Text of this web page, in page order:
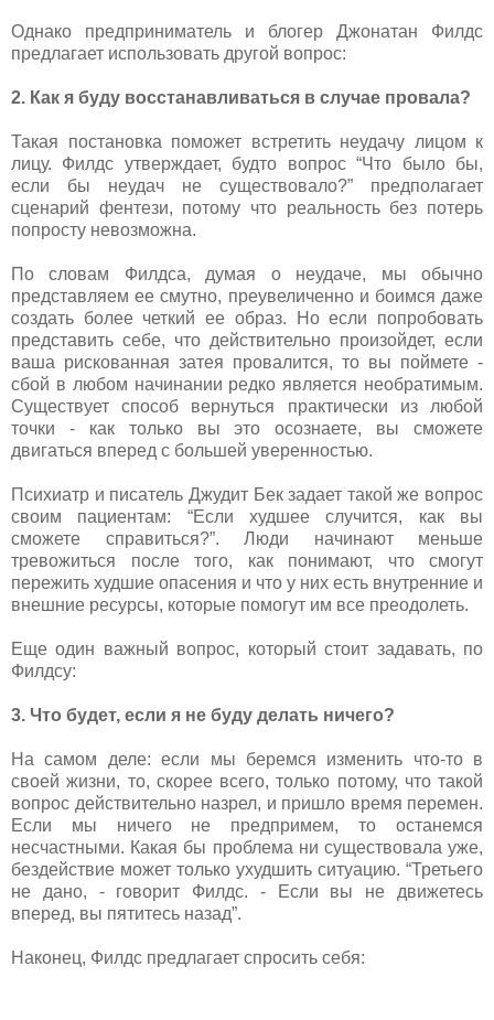
Однако предприниматель и блогер Джонатан Филдс
предлагает использовать другой вопрос:
2. Как я буду восстанавливаться в случае провала?
Такая постановка поможет встретить неудачу лицом к
лицу. Филдс утверждает, будто вопрос “Что было бы,
если бы неудач не существовало?” предполагает
сценарий фентези, потому что реальность без потерь
попросту невозможна.
По словам Филдса, думая о неудаче, мы обычно
представляем ее смутно, преувеличенно и боимся даже
создать более четкий ее образ. Но если попробовать
представить себе, что действительно произойдет, если
ваша рискованная затея провалится, то вы поймете -
сбой в любом начинании редко является необратимым.
Существует способ вернуться практически из любой
точки - как только вы это осознаете, вы сможете
двигаться вперед с большей уверенностью.
Психиатр и писатель Джудит Бек задает такой же вопрос
своим пациентам: “Если худшее случится, как вы
сможете справиться?”. Люди начинают меньше
тревожиться после того, как понимают, что смогут
пережить худшие опасения и что у них есть внутренние и
внешние ресурсы, которые помогут им все преодолеть.
Еще один важный вопрос, который стоит задавать, по
Филдсу:
3. Что будет, если я не буду делать ничего?
На самом деле: если мы беремся изменить что-то в
своей жизни, то, скорее всего, только потому, что такой
вопрос действительно назрел, и пришло время перемен.
Если мы ничего не предпримем, то останемся
несчастными. Какая бы проблема ни существовала уже,
бездействие может только ухудшить ситуацию. “Третьего
не дано, - говорит Филдс. - Если вы не движетесь
вперед, вы пятитесь назад”.
Наконец, Филдс предлагает спросить себя: